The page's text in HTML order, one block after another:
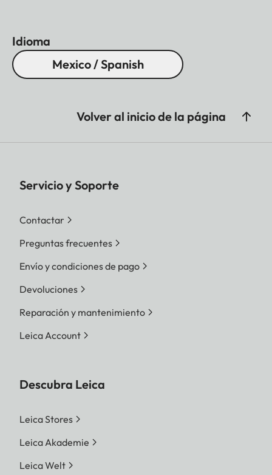
Idioma
Mexico / Spanish
Volver al inicio de la página
Servicio y Soporte
Contactar
Preguntas frecuentes
Envío y condiciones de pago
Devoluciones
Reparación y mantenimiento
Leica Account
Descubra Leica
Leica Stores
Leica Akademie
Leica Welt